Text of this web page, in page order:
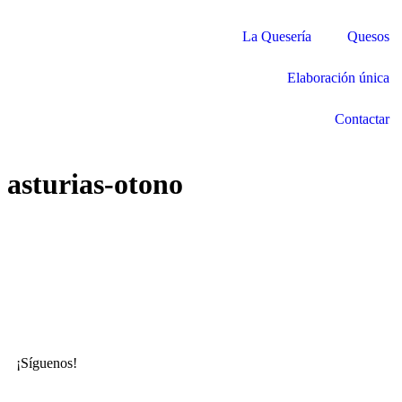
La Quesería Quesos
Elaboración única
Contactar
asturias-otono
¡Síguenos!